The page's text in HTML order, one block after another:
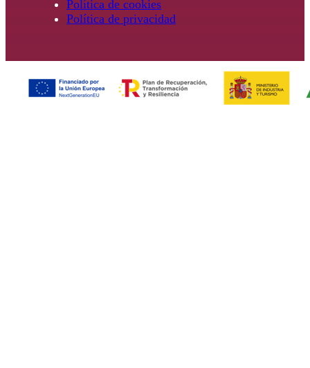
Política de cookies
Política de privacidad